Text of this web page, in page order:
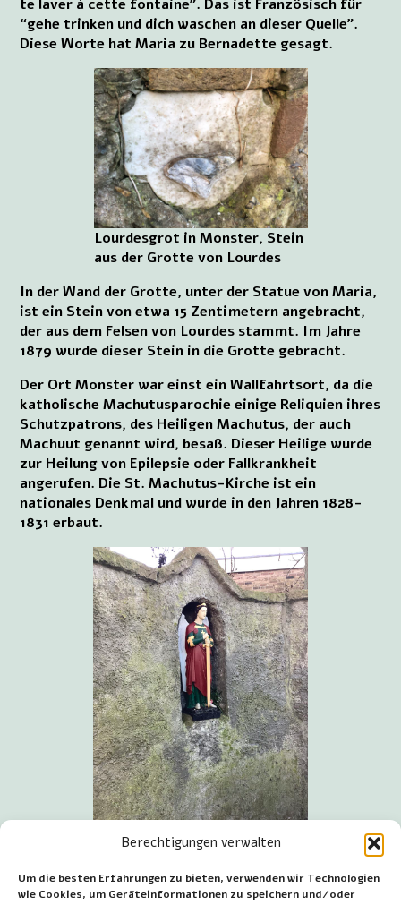
Berechtigungen verwalten
Um die besten Erfahrungen zu bieten, verwenden wir Technologien
wie Cookies, um Geräteinformationen zu speichern und/oder
te laver à cette fontaine”. Das ist Französisch für
“gehe trinken und dich waschen an dieser Quelle”.
Diese Worte hat Maria zu Bernadette gesagt.
Lourdesgrot in Monster, Stein
aus der Grotte von Lourdes
In der Wand der Grotte, unter der Statue von Maria,
ist ein Stein von etwa 15 Zentimetern angebracht,
der aus dem Felsen von Lourdes stammt. Im Jahre
1879 wurde dieser Stein in die Grotte gebracht.
Der Ort Monster war einst ein Wallfahrtsort, da die
katholische Machutusparochie einige Reliquien ihres
Schutzpatrons, des Heiligen Machutus, der auch
Machuut genannt wird, besaß. Dieser Heilige wurde
zur Heilung von Epilepsie oder Fallkrankheit
angerufen. Die St. Machutus-Kirche ist ein
nationales Denkmal und wurde in den Jahren 1828-
1831 erbaut.
Lourdesgrot in Monster, hinter
Die Lourdesgrot befindet sich hinter der Kirche, in